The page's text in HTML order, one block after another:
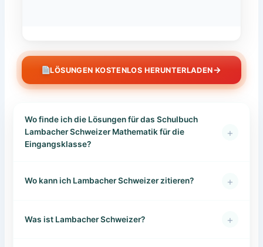
LÖSUNGEN KOSTENLOS HERUNTERLADEN→
Wo finde ich die Lösungen für das Schulbuch
Lambacher Schweizer Mathematik für die
Eingangsklasse?
+
Wo kann ich Lambacher Schweizer zitieren? +
Was ist Lambacher Schweizer? +